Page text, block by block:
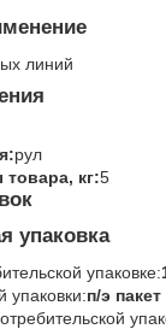
линий
рул
кг:5
упаковка
упаковке:
упаковки:п/э пакет